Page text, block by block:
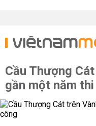
Cầu Thượng
gần một năm